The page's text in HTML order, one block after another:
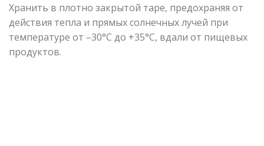
Хранить в плотно закрытой таре, предохраняя от
действия тепла и прямых солнечных лучей при
температуре от –30°С до +35°С, вдали от пищевых
продуктов.